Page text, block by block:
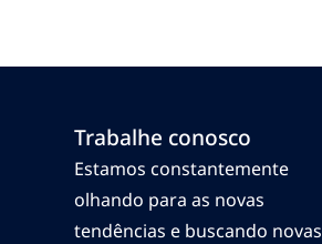
Trabalhe conosco
Estamos constantemente
olhando para as novas
tendências e buscando novas